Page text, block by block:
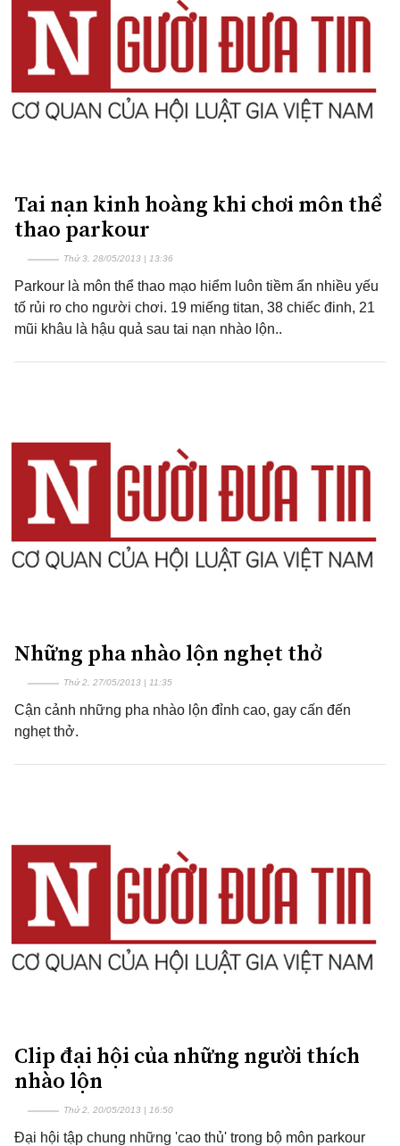
Tai nạn kinh hoàng khi chơi môn thể
thao parkour
Thứ 3, 28/05/2013 | 13:36
Parkour là môn thể thao mạo hiểm luôn tiềm ẩn nhiều yếu
tố rủi ro cho người chơi. 19 miếng titan, 38 chiếc đinh, 21
mũi khâu là hậu quả sau tai nạn nhào lộn..
Những pha nhào lộn nghẹt thở
Thứ 2, 27/05/2013 | 11:35
Cận cảnh những pha nhào lộn đỉnh cao, gay cấn đến
nghẹt thở.
Clip đại hội của những người thích
nhào lộn
Thứ 2, 20/05/2013 | 16:50
Đại hội tập chung những 'cao thủ' trong bộ môn parkour